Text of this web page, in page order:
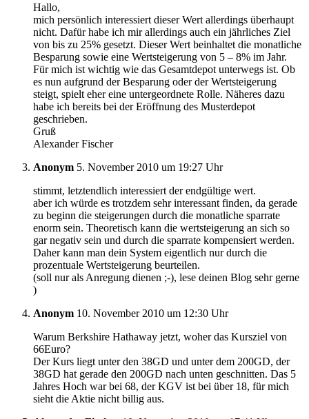
Hallo,
mich persönlich interessiert dieser Wert allerdings überhaupt
nicht. Dafür habe ich mir allerdings auch ein jährliches Ziel
von bis zu 25% gesetzt. Dieser Wert beinhaltet die monatliche
Besparung sowie eine Wertsteigerung von 5 – 8% im Jahr.
Für mich ist wichtig wie das Gesamtdepot unterwegs ist. Ob
es nun aufgrund der Besparung oder der Wertsteigerung
steigt, spielt eher eine untergeordnete Rolle. Näheres dazu
habe ich bereits bei der Eröffnung des Musterdepot
geschrieben.
Gruß
Alexander Fischer
Anonym 5. November 2010 um 19:27 Uhr
stimmt, letztendlich interessiert der endgültige wert.
aber ich würde es trotzdem sehr interessant finden, da gerade
zu beginn die steigerungen durch die monatliche sparrate
enorm sein. Theoretisch kann die wertsteigerung an sich so
gar negativ sein und durch die sparrate kompensiert werden.
Daher kann man dein System eigentlich nur durch die
prozentuale Wertsteigerung beurteilen.
(soll nur als Anregung dienen ;-), lese deinen Blog sehr gerne
)
Anonym 10. November 2010 um 12:30 Uhr
Warum Berkshire Hathaway jetzt, woher das Kursziel von
66Euro?
Der Kurs liegt unter den 38GD und unter dem 200GD, der
38GD hat gerade den 200GD nach unten geschnitten. Das 5
Jahres Hoch war bei 68, der KGV ist bei über 18, für mich
sieht die Aktie nicht billig aus.